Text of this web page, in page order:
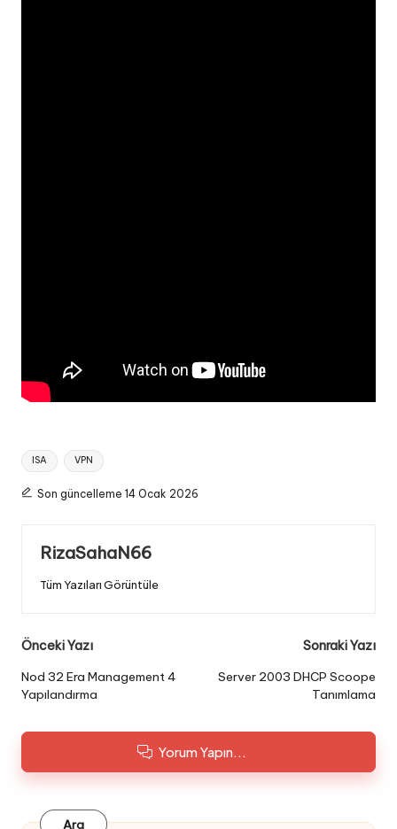
Tags:
ISA VPN
Son güncelleme 14 Ocak 2026
RizaSahaN66
Tüm Yazıları Görüntüle
Post
navigation
Önceki Yazı
Nod 32 Era Management 4
Yapılandırma
Sonraki Yazı
Server 2003 DHCP Scoope
Tanımlama
Yorum Yapın...
Ara